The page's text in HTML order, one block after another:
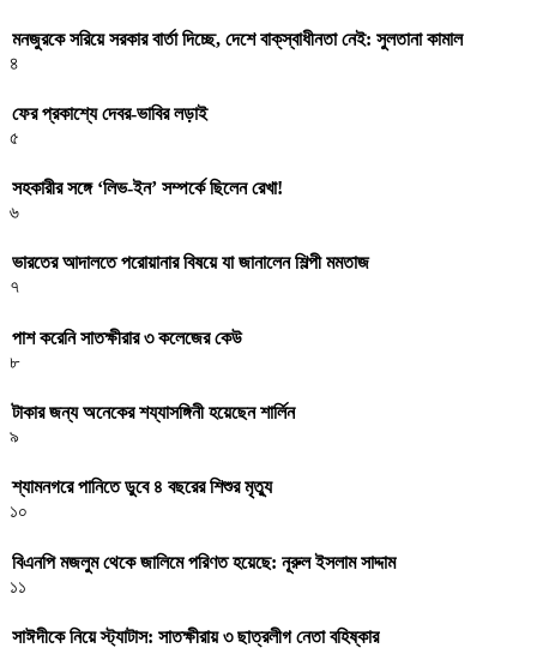
মনজুরকে সরিয়ে সরকার বার্তা দিচ্ছে, দেশে বাক্‌স্বাধীনতা নেই: সুলতানা কামাল
৪
ফের প্রকাশ্যে দেবর-ভাবির লড়াই
৫
সহকারীর সঙ্গে ‘লিভ-ইন’ সম্পর্কে ছিলেন রেখা!
৬
ভারতের আদালতে পরোয়ানার বিষয়ে যা জানালেন শিল্পী মমতাজ
৭
পাশ করেনি সাতক্ষীরার ৩ কলেজের কেউ
৮
টাকার জন্য অনেকের শয্যাসঙ্গিনী হয়েছেন শার্লিন
৯
শ্যামনগরে পানিতে ডুবে ৪ বছরের শিশুর মৃত্যু
১০
বিএনপি মজলুম থেকে জালিমে পরিণত হয়েছে: নূরুল ইসলাম সাদ্দাম
১১
সাঈদীকে নিয়ে স্ট্যাটাস: সাতক্ষীরায় ৩ ছাত্রলীগ নেতা বহিষ্কার